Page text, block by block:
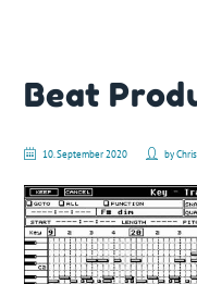
Beat
10. September 2020 by